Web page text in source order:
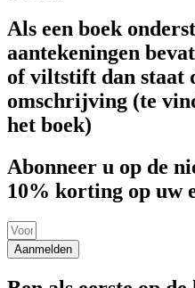
Als een boek
aantekeningen
of viltstift dan staat
omschrijving (te
het boek)
Abonneer u op de
10% korting op uw
Aanmelden